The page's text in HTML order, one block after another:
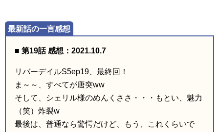
■ 第19話 感想：2021.10.7
リバーデイルS5ep19、最終回！
ま～～、すべてが唐突ww
そして、シェリル様のめんくささ・・・もとい、魅力
（笑）炸裂w
最後は、普通なら驚愕だけど、もう、これくらいで